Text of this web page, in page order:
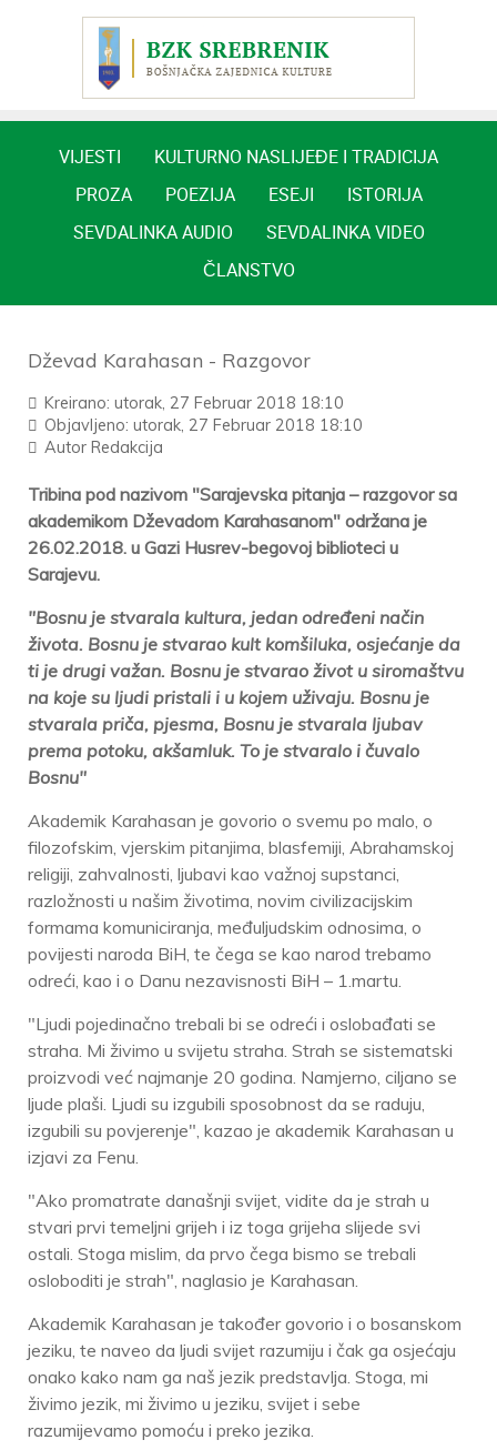
VIJESTI
KULTURNO NASLIJEĐE I TRADICIJA
PROZA
POEZIJA ESEJI
ISTORIJA
SEVDALINKA AUDIO
SEVDALINKA VIDEO
ČLANSTVO
Dževad Karahasan - Razgovor
Kreirano: utorak, 27 Februar 2018 18:10
Objavljeno: utorak, 27 Februar 2018 18:10
Autor Redakcija
Tribina pod nazivom "Sarajevska pitanja – razgovor sa
akademikom Dževadom Karahasanom" održana je
26.02.2018. u Gazi Husrev-begovoj biblioteci u
Sarajevu.
"Bosnu je stvarala kultura, jedan određeni način
života. Bosnu je stvarao kult komšiluka, osjećanje da
ti je drugi važan. Bosnu je stvarao život u siromaštvu
na koje su ljudi pristali i u kojem uživaju. Bosnu je
stvarala priča, pjesma, Bosnu je stvarala ljubav
prema potoku, akšamluk. To je stvaralo i čuvalo
Bosnu"
Akademik Karahasan je govorio o svemu po malo, o
filozofskim, vjerskim pitanjima, blasfemiji, Abrahamskoj
religiji, zahvalnosti, ljubavi kao važnoj supstanci,
razložnosti u našim životima, novim civilizacijskim
formama komuniciranja, međuljudskim odnosima, o
povijesti naroda BiH, te čega se kao narod trebamo
odreći, kao i o Danu nezavisnosti BiH – 1.martu.
"Ljudi pojedinačno trebali bi se odreći i oslobađati se
straha. Mi živimo u svijetu straha. Strah se sistematski
proizvodi već najmanje 20 godina. Namjerno, ciljano se
ljude plaši. Ljudi su izgubili sposobnost da se raduju,
izgubili su povjerenje", kazao je akademik Karahasan u
izjavi za Fenu.
"Ako promatrate današnji svijet, vidite da je strah u
stvari prvi temeljni grijeh i iz toga grijeha slijede svi
ostali. Stoga mislim, da prvo čega bismo se trebali
osloboditi je strah", naglasio je Karahasan.
Akademik Karahasan je također govorio i o bosanskom
jeziku, te naveo da ljudi svijet razumiju i čak ga osjećaju
onako kako nam ga naš jezik predstavlja. Stoga, mi
živimo jezik, mi živimo u jeziku, svijet i sebe
razumijevamo pomoću i preko jezika.